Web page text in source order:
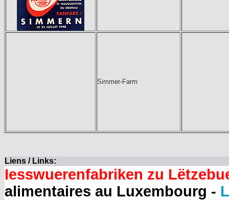
Simmer-Farm
Liens / Links:
Iesswuerenfabriken zu
alimentaires au Luxembourg -